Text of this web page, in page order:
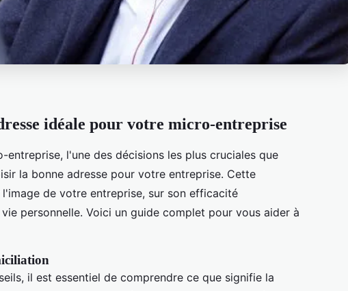
idéale pour votre micro-entreprise
l'une des décisions les plus cruciales que
la bonne adresse pour votre entreprise. Cette
de votre entreprise, sur son efficacité
personnelle. Voici un guide complet pour vous aider à
il est essentiel de comprendre ce que signifie la